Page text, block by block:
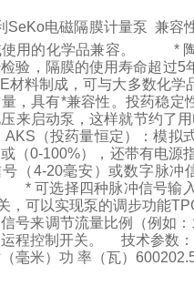
SeKo电磁隔膜计量泵 兼容
使用的化学品兼容。 * 陶
检验，隔膜的使用寿命超
材料制成，可与大多数
量，具有*兼容性。投药稳
压来启动泵，这样就节约
AKS（投药量恒定）：模拟
（0-100%），还带有电源
号（4-20毫安）或数字脉
可选择四种脉冲信号
，可以实现泵的调步功能
号来调节流量比例（例
程控制开关。 技术参数：
毫米）功 率（瓦）